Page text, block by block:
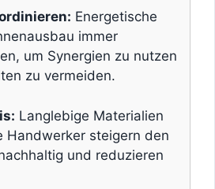
Energetische
immer
um Synergien zu nutzen
zu vermeiden.
Langlebige Materialien
Handwerker steigern den
und reduzieren